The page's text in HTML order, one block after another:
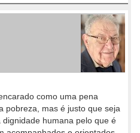
como uma pena
pobreza, mas é justo que seja
humana pelo que é